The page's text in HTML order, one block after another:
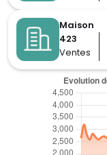
Maison
423
Ventes